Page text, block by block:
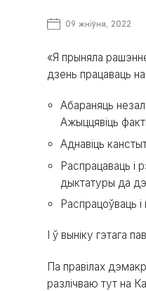
09 жніўня, 2022
«Я прыняла
дзень працаваць
Абараняць
Ажыццявіць
Аднавіць
Распрацаваць і
дыктатуры да
Распрацоўваць
І ў выніку гэтага
Па правілах
разлічваю тут на